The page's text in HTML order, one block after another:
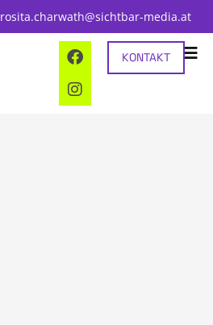
rosita.charwath@sichtbar-media.at
KONTAKT